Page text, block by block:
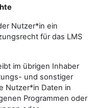
Nutzer*in ein
für das LMS
im übrigen Inhaber
und sonstiger
Nutzer*in Daten in
Programmen oder